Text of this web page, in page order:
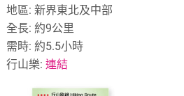
地區: 新界東北及中部
全長: 約9公里
需時: 約5.5小時
行山樂:連結